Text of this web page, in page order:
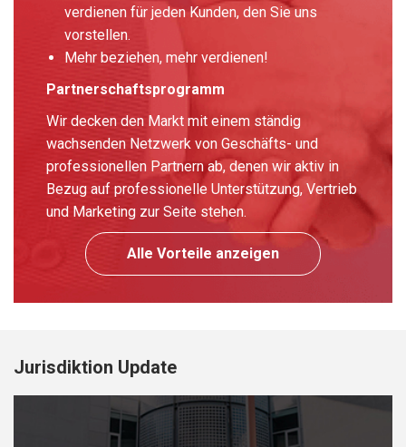
verdienen für jeden Kunden, den Sie uns
vorstellen.
Mehr beziehen, mehr verdienen!
Partnerschaftsprogramm
Wir decken den Markt mit einem ständig
wachsenden Netzwerk von Geschäfts- und
professionellen Partnern ab, denen wir aktiv in
Bezug auf professionelle Unterstützung, Vertrieb
und Marketing zur Seite stehen.
Alle Vorteile anzeigen
Jurisdiktion Update